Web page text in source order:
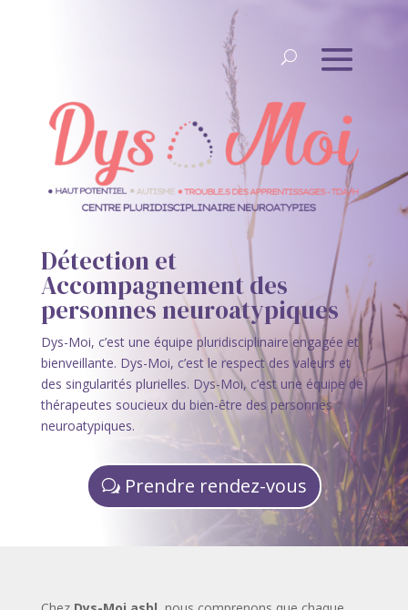
Détection et
Accompagnement des
personnes neuroatypiques
Dys-Moi, c’est une équipe pluridisciplinaire engagée et
bienveillante. Dys-Moi, c’est le respect des valeurs et
des singularités plurielles. Dys-Moi, c’est une équipe de
thérapeutes soucieux du bien-être des personnes
neuroatypiques.
Prendre rendez-vous